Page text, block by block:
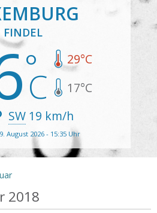
FINDEL
29°C
17°C
SW19 km/h
August 2026 - 15:35 Uhr
2018